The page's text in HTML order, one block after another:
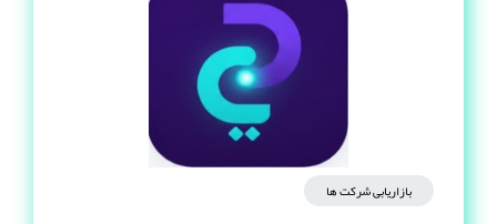
بازاریابی شرکت ها